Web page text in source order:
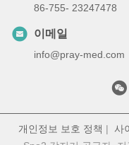
86-755- 23247478
이메일
info@pray-med.com
개인정보 보호 정책 | 사